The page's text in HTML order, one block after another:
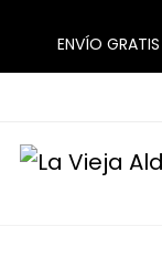
ENVÍO
La Vieja
Tu Mercado